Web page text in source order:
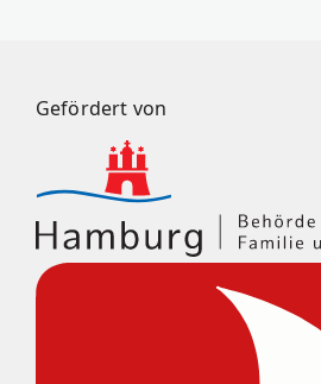
Gefördert von